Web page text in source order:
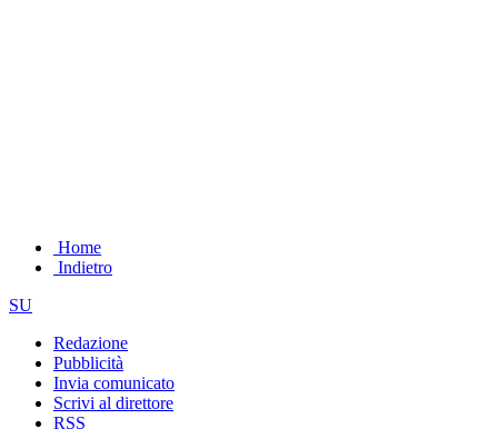
Home
Indietro
SU
Redazione
Pubblicità
Invia comunicato
Scrivi al direttore
RSS